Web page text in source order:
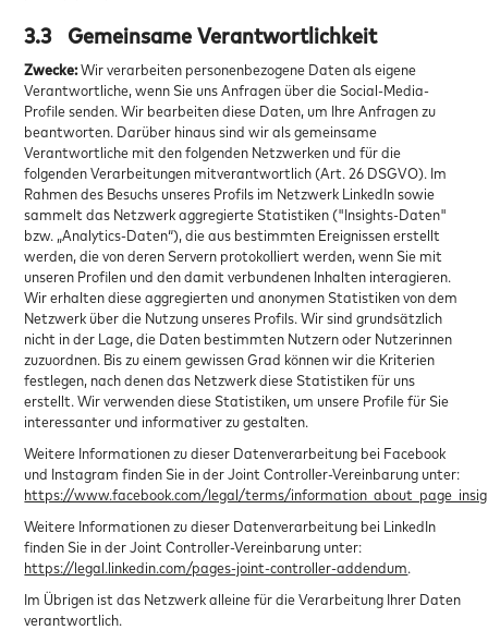
3.3 Gemeinsame Verantwortlichkeit
Zwecke:Wir verarbeiten personenbezogene Daten als eigene
Verantwortliche, wenn Sie uns Anfragen über die Social-Media-
Profile senden. Wir bearbeiten diese Daten, um Ihre Anfragen zu
beantworten. Darüber hinaus sind wir als gemeinsame
Verantwortliche mit den folgenden Netzwerken und für die
folgenden Verarbeitungen mitverantwortlich (Art. 26 DSGVO). Im
Rahmen des Besuchs unseres Profils im Netzwerk LinkedIn sowie
sammelt das Netzwerk aggregierte Statistiken ("Insights-Daten"
bzw. „Analytics-Daten“), die aus bestimmten Ereignissen erstellt
werden, die von deren Servern protokolliert werden, wenn Sie mit
unseren Profilen und den damit verbundenen Inhalten interagieren.
Wir erhalten diese aggregierten und anonymen Statistiken von dem
Netzwerk über die Nutzung unseres Profils. Wir sind grundsätzlich
nicht in der Lage, die Daten bestimmten Nutzern oder Nutzerinnen
zuzuordnen. Bis zu einem gewissen Grad können wir die Kriterien
festlegen, nach denen das Netzwerk diese Statistiken für uns
erstellt. Wir verwenden diese Statistiken, um unsere Profile für Sie
interessanter und informativer zu gestalten.
Weitere Informationen zu dieser Datenverarbeitung bei Facebook
und Instagram finden Sie in der Joint Controller-Vereinbarung unter:
https://www.facebook.com/legal/terms/
Weitere Informationen zu dieser Datenverarbeitung bei LinkedIn
finden Sie in der Joint Controller-Vereinbarung unter:
https://legal.linkedin.com/pages-joint-controller-addendum.
Im Übrigen ist das Netzwerk alleine für die Verarbeitung Ihrer Daten
verantwortlich.